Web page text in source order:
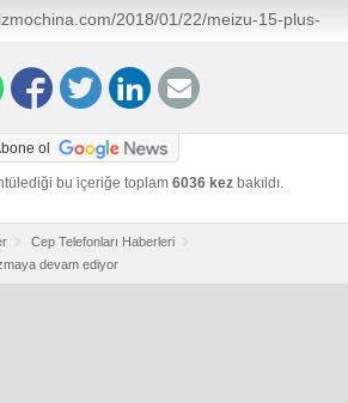
2018/01/22/meizu-15-plus-
ol
bu içeriğe toplam 6036 kez bakıldı.
Cep Telefonları Haberleri
devam ediyor